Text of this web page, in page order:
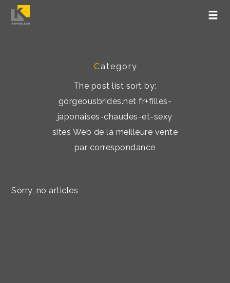
Category
The post list sort by:
gorgeousbrides.net fr+filles-
japonaises-chaudes-et-sexy
sites Web de la meilleure vente
par correspondance
Sorry, no articles